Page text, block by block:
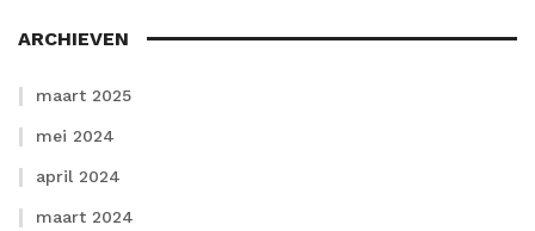
ARCHIEVEN
maart 2025
mei 2024
april 2024
maart 2024